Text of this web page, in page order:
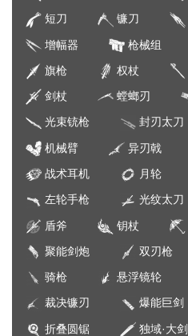
短刀 镰刀
增幅器 枪械组
旗枪 权杖
剑杖 螳螂刃
光束铳枪 封刃太刀
机械臂 异刃戟
战术耳机 月轮
左轮手枪 光纹太刀
盾斧 钥杖
聚能剑炮 双刃枪
骑枪 悬浮镜轮
裁决镰刃 爆能巨剑
折叠圆锯 独域·大剑